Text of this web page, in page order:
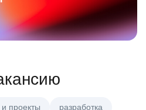
проекты разработка